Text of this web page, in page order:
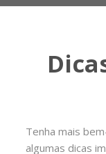
Tenha mais
algumas dicas